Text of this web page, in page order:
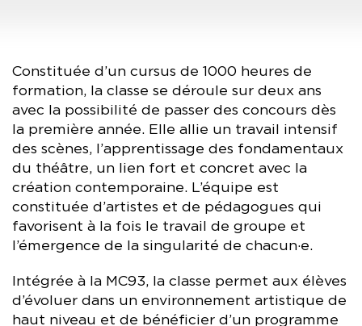
Constituée d’un cursus de 1000 heures de
formation, la classe se déroule sur deux ans
avec la possibilité de passer des concours dès
la première année. Elle allie un travail intensif
des scènes, l’apprentissage des fondamentaux
du théâtre, un lien fort et concret avec la
création contemporaine. L’équipe est
constituée d’artistes et de pédagogues qui
favorisent à la fois le travail de groupe et
l’émergence de la singularité de chacun·e.
Intégrée à la MC93, la classe permet aux élèves
d’évoluer dans un environnement artistique de
haut niveau et de bénéficier d’un programme